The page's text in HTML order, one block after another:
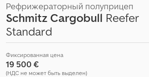
Рефрижераторный полуприцеп
Schmitz Cargobull Reefer
Standard
Фиксированная цена
19 500 €
(НДС не может быть выделен)